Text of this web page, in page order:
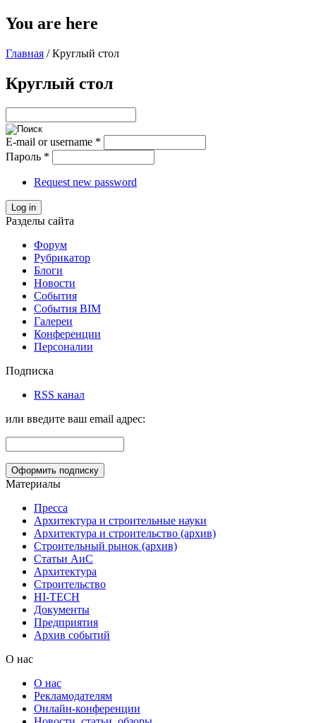
You are here
Главная / Круглый стол
Круглый стол
E-mail or username *
Пароль *
Request new password
Log in
Разделы сайта
Форум
Рубрикатор
Блоги
Новости
События
События BIM
Галереи
Конференции
Персоналии
Подписка
RSS канал
или введите ваш email адрес:
Материалы
Пресса
Архитектура и строительные науки
Архитектура и строительство (архив)
Строительный рынок (архив)
Статьи АиС
Архитектура
Строительство
HI-TECH
Документы
Предприятия
Архив событий
О нас
О нас
Рекламодателям
Онлайн-конференции